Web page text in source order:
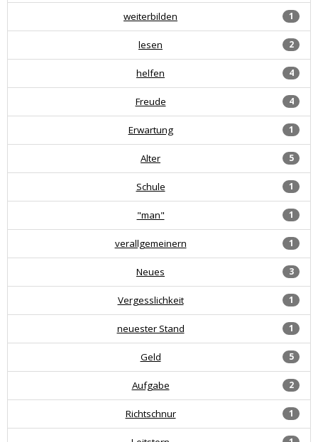
1
weiterbilden
2
lesen
4
helfen
4
Freude
1
Erwartung
5
Alter
1
Schule
1
"man"
1
verallgemeinern
3
Neues
1
Vergesslichkeit
1
neuester Stand
5
Geld
2
Aufgabe
1
Richtschnur